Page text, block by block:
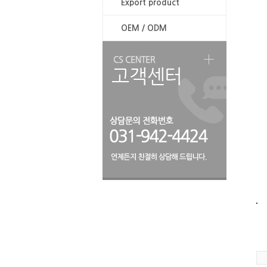
Export product
OEM / ODM